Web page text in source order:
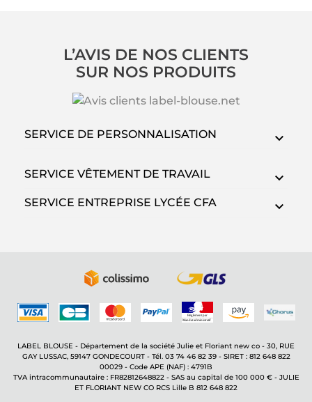
L’AVIS DE NOS CLIENTS
SUR NOS PRODUITS
SERVICE DE PERSONNALISATION
SERVICE VÊTEMENT DE TRAVAIL
SERVICE ENTREPRISE LYCÉE CFA
LABEL BLOUSE - Département de la société Julie et Floriant new co - 30, RUE
GAY LUSSAC, 59147 GONDECOURT - Tél. 03 74 46 82 39 - SIRET : 812 648 822
00029 - Code APE (NAF) : 4791B
TVA intracommunautaire : FR82812648822 - SAS au capital de 100 000 € - JULIE
ET FLORIANT NEW CO RCS Lille B 812 648 822